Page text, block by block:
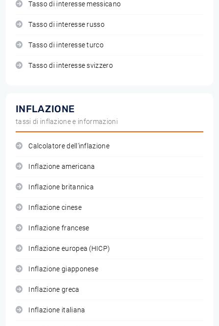
Tasso di interesse messicano
Tasso di interesse russo
Tasso di interesse turco
Tasso di interesse svizzero
INFLAZIONE
tassi di inflazione e informazioni
Calcolatore dell'inflazione
Inflazione americana
Inflazione britannica
Inflazione cinese
Inflazione francese
Inflazione europea (HICP)
Inflazione giapponese
Inflazione greca
Inflazione italiana